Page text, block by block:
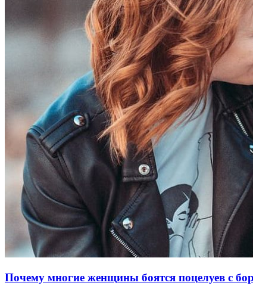
Почему многие женщины боятся поцелуев с